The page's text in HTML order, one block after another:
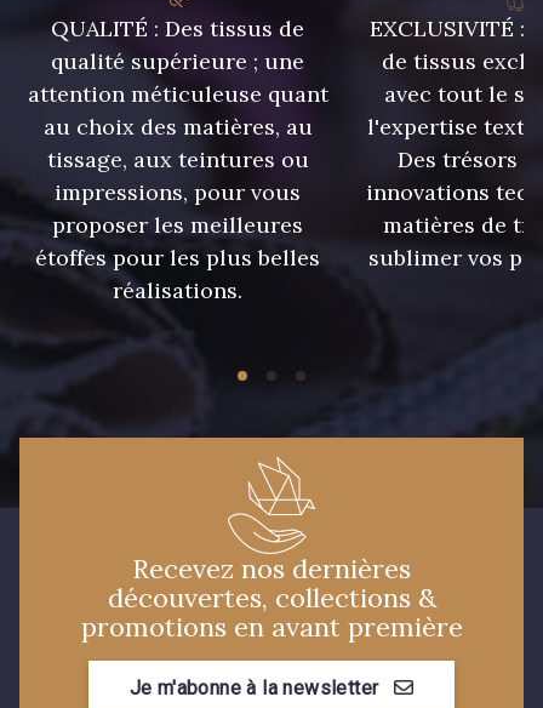
QUALITÉ : Des tissus de
qualité supérieure ; une
attention méticuleuse quant
au choix des matières, au
tissage, aux teintures ou
impressions, pour vous
proposer les meilleures
étoffes pour les plus belles
réalisations.
EXCLUSIVITÉ :
de tissus
avec tout le
l'expertise
Des trésors
innovations
matières de
sublimer vos
Recevez nos dernières
découvertes, collections &
promotions en avant première
Je m'abonne à la newsletter